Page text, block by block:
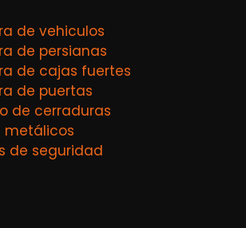
de vehiculos
de persianas
de cajas fuertes
de puertas
de cerraduras
metálicos
de seguridad